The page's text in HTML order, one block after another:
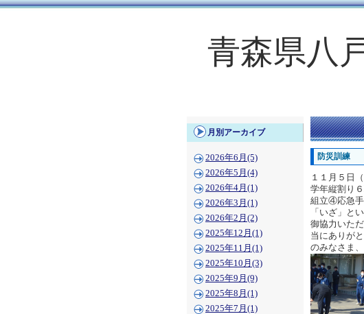
青森県八
月別アーカイブ
2026年6月(5)
2026年5月(4)
2026年4月(1)
2026年3月(1)
2026年2月(2)
2025年12月(1)
2025年11月(1)
2025年10月(3)
2025年9月(9)
2025年8月(1)
2025年7月(1)
防災訓練
１１月５日
学年縦割り
組立④応急手
「いざ」と
御協力いた
当にありが
のみなさま